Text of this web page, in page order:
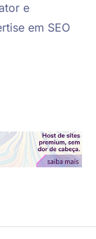
e
em SEO